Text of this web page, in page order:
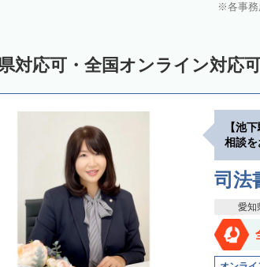
各事
対応可・全国オンライン対応
【池
相談
司法
愛知